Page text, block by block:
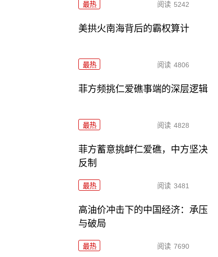
最热 阅读 5242
美拱火南海背后的霸权算计
最热 阅读 4806
菲方频挑仁爱礁事端的深层逻辑
最热 阅读 4828
菲方蓄意挑衅仁爱礁，中方坚决
反制
最热 阅读 3481
高油价冲击下的中国经济：承压
与破局
最热 阅读 7690